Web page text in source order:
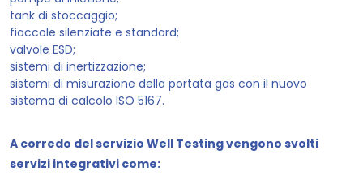
tank di stoccaggio;
fiaccole silenziate e standard;
valvole ESD;
sistemi di inertizzazione;
sistemi di misurazione della portata gas con il nuovo
sistema di calcolo ISO 5167.
A corredo del servizio Well Testing vengono svolti
servizi integrativi come: